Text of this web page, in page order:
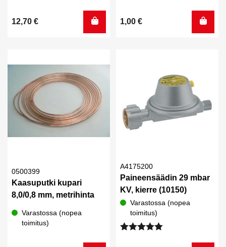
5.00/ 5
12,70 € 1,00 €
0500399
Kaasuputki kupari
8,0/0,8 mm, metrihinta
Varastossa (nopea
toimitus)
A4175200
Paineensäädin 29 mbar
KV, kierre (10150)
Varastossa (nopea
toimitus)